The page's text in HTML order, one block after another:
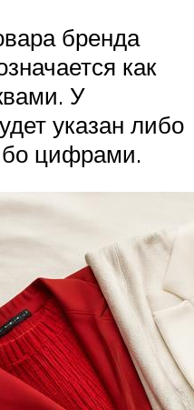
бренда
как
У
указан либо
цифрами.